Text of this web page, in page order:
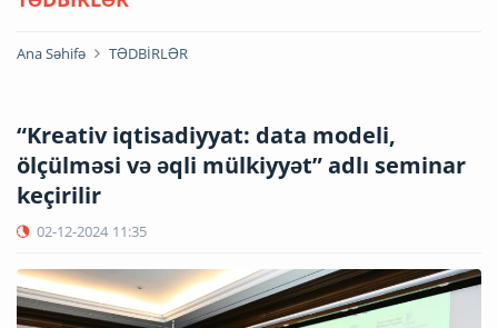
Ana Səhifə TƏDBİRLƏR
“Kreativ iqtisadiyyat: data modeli,
ölçülməsi və əqli mülkiyyət” adlı seminar
keçirilir
02-12-2024 11:35